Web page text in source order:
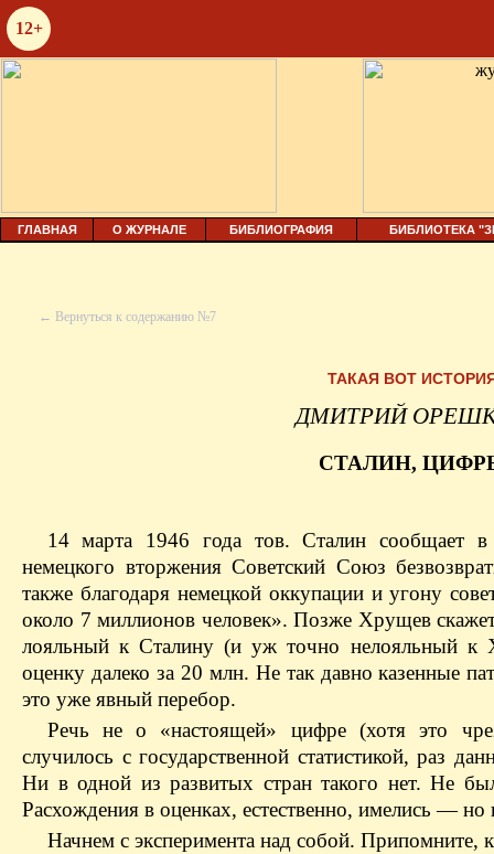
12+
ГЛАВНАЯ О ЖУРНАЛЕ БИБЛИОГРАФИЯ БИБЛИОТЕКА
← Вернуться к содержанию №7
ТАКАЯ ВОТ
ДМИТРИЙ
СТАЛИН,
14 марта 1946 года тов. Сталин сообщает в
немецкого вторжения Советский Союз
также благодаря немецкой оккупации и угону
около 7 миллионов человек». Позже Хрущев
лояльный к Сталину (и уж точно нелояльный
оценку далеко за 20 млн. Не так давно казенные
это уже явный перебор.
Речь не о «настоящей» цифре (хотя это
случилось с государственной статистикой, раз
Ни в одной из развитых стран такого нет. Не
Расхождения в оценках, естественно, имелись —
Начнем с эксперимента над собой. Припомните,